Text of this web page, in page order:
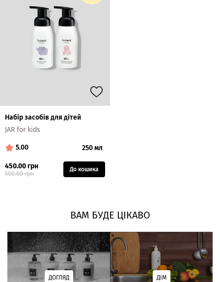
Набір засобів для дітей
JAR for kids
5.00
500.00 грн
450.00 грн
250 мл
До кошика
ВАМ БУДЕ ЦІКАВО
ДОГЛЯД ДІМ